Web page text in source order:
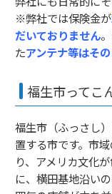
※弊社では保険金が
だいておりません
たアンテナ等はそ
福生市ってこ
福生市（ふっさし
置する市です。市
り、アメリカ文化
に、横田基地沿い